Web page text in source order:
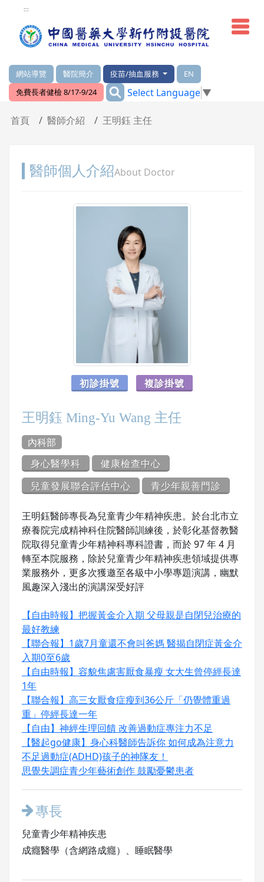
網頁頂端重要消息及連結
:::
網站導覽 醫院簡介 疫苗/抽血服務
EN
免費長者健檢 8/17-9/24
::: Select Language▼
首頁 醫師介紹 王明鈺 主任
醫師個人介紹About Doctor
初診掛號 複診掛號
王明鈺 Ming-Yu Wang 主任
內科部
身心醫學科
健康檢查中心
兒童發展聯合評估中心
青少年親善門診
王明鈺醫師專長為兒童青少年精神疾患。於台北市立
療養院完成精神科住院醫師訓練後，於彰化基督教醫
院取得兒童青少年精神科專科證書，而於 97 年 4 月
轉至本院服務，除於兒童青少年精神疾患領域提供專
業服務外，更多次獲邀至各級中小學專題演講，幽默
風趣深入淺出的演講深受好評
【自由時報】把握黃金介入期 父母親是自閉兒治療的
最好教練
【聯合報】1歲7月童還不會叫爸媽 醫揭自閉症黃金介
入期0至6歲
【自由時報】容貌焦慮害厭食暴瘦 女大生曾停經長達
1年
【聯合報】高三女厭食症瘦到36公斤「仍覺體重過
重」停經長達一年
【自由】神經生理回饋 改善過動症專注力不足
【醫起go健康】身心科醫師告訴你 如何成為注意力
不足過動症(ADHD)孩子的神隊友！
思覺失調症青少年藝術創作 鼓勵憂鬱患者
專長
兒童青少年精神疾患
成癮醫學（含網路成癮）、睡眠醫學